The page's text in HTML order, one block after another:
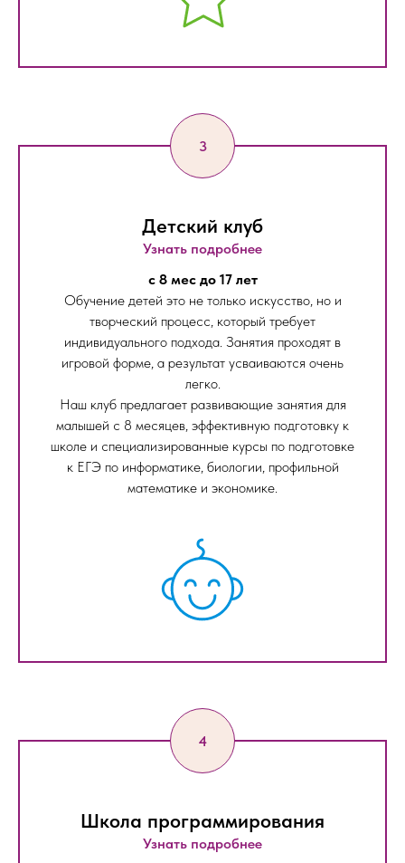
Детский клуб
Узнать подробнее
с 8 мес до 17 лет
Обучение детей это не только искусство, но и
творческий процесс, который требует
индивидуального подхода. Занятия проходят в
игровой форме, а результат усваиваются очень
легко.
Наш клуб предлагает развивающие занятия для
малышей с 8 месяцев, эффективную подготовку к
школе и специализированные курсы по подготовке
к ЕГЭ по информатике, биологии, профильной
математике и экономике.
Школа программирования
Узнать подробнее